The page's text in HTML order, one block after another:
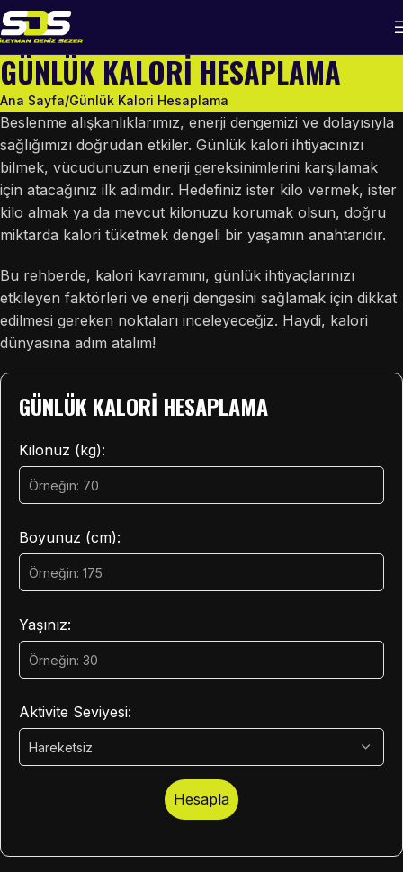
GÜNLÜK KALORI HESAPLAMA
Ana Sayfa Günlük Kalori Hesaplama
Beslenme alışkanlıklarımız, enerji dengemizi ve dolayısıyla
sağlığımızı doğrudan etkiler. Günlük kalori ihtiyacınızı
bilmek, vücudunuzun enerji gereksinimlerini karşılamak
için atacağınız ilk adımdır. Hedefiniz ister kilo vermek, ister
kilo almak ya da mevcut kilonuzu korumak olsun, doğru
miktarda kalori tüketmek dengeli bir yaşamın anahtarıdır.
Bu rehberde, kalori kavramını, günlük ihtiyaçlarınızı
etkileyen faktörleri ve enerji dengesini sağlamak için dikkat
edilmesi gereken noktaları inceleyeceğiz. Haydi, kalori
dünyasına adım atalım!
GÜNLÜK KALORI HESAPLAMA
Kilonuz (kg):
Boyunuz (cm):
Yaşınız:
Aktivite Seviyesi:
Hesapla